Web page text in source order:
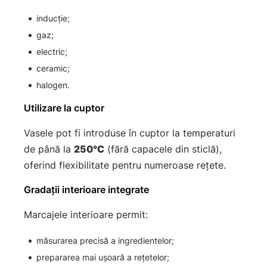
inducție;
gaz;
electric;
ceramic;
halogen.
Utilizare la cuptor
Vasele pot fi introduse în cuptor la temperaturi
de până la 250°C (fără capacele din sticlă),
oferind flexibilitate pentru numeroase rețete.
Gradații interioare integrate
Marcajele interioare permit:
măsurarea precisă a ingredientelor;
prepararea mai ușoară a rețetelor;